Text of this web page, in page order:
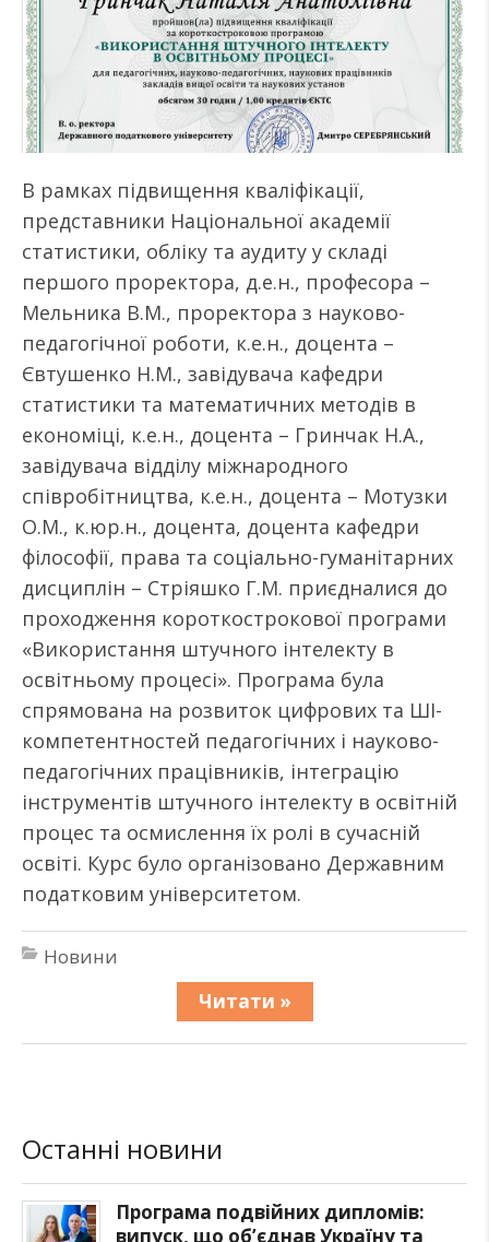
В рамках підвищення кваліфікації,
представники Національної академії
статистики, обліку та аудиту у складі
першого проректора, д.е.н., професора –
Мельника В.М., проректора з науково-
педагогічної роботи, к.е.н., доцента –
Євтушенко Н.М., завідувача кафедри
статистики та математичних методів в
економіці, к.е.н., доцента – Гринчак Н.А.,
завідувача відділу міжнародного
співробітництва, к.е.н., доцента – Мотузки
О.М., к.юр.н., доцента, доцента кафедри
філософії, права та соціально-гуманітарних
дисциплін – Стріяшко Г.М. приєдналися до
проходження короткострокової програми
«Використання штучного інтелекту в
освітньому процесі». Програма була
спрямована на розвиток цифрових та ШІ-
компетентностей педагогічних і науково-
педагогічних працівників, інтеграцію
інструментів штучного інтелекту в освітній
процес та осмислення їх ролі в сучасній
освіті. Курс було організовано Державним
податковим університетом.
Новини
Читати »
Останні новини
Програма подвійних дипломів:
випуск, що об’єднав Україну та